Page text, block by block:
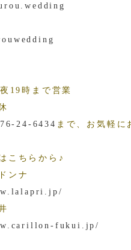
19時まで営業
24-6434 まで、お気軽に
こちらから♪
ンナ
fukui.jp/